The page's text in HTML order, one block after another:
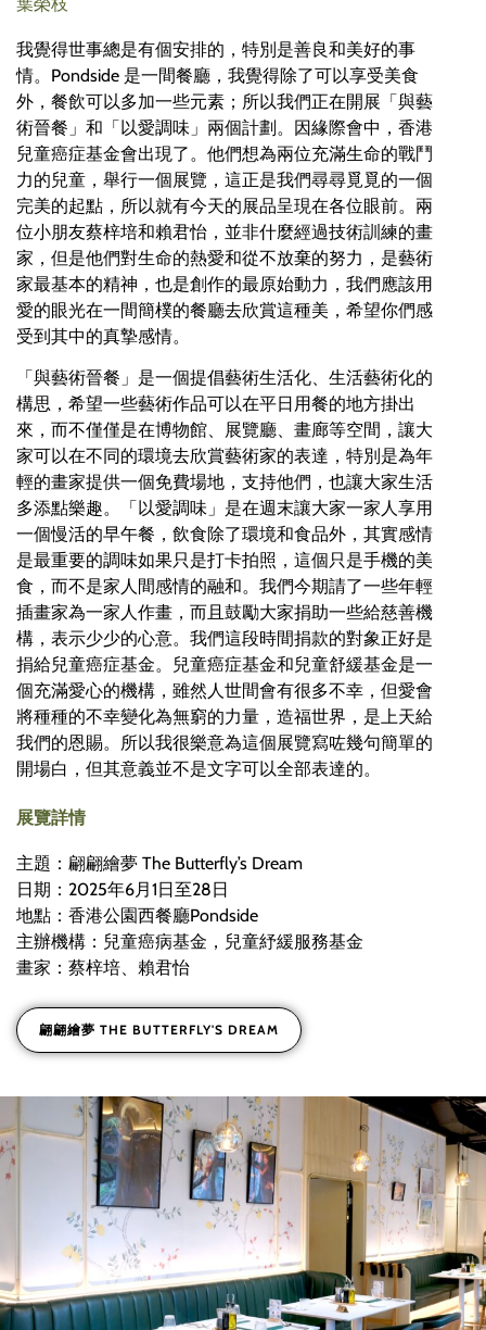
我覺得世事總是有個安排的，特別是善良和美好的事
情。Pondside 是一間餐廳，我覺得除了可以享受美食
外，餐飲可以多加一些元素；所以我們正在開展「與藝
術晉餐」和「以愛調味」兩個計劃。因緣際會中，香港
兒童癌症基金會出現了。他們想為兩位充滿生命的戰鬥
力的兒童，舉行一個展覽，這正是我們尋尋覓覓的一個
完美的起點，所以就有今天的展品呈現在各位眼前。兩
位小朋友蔡梓培和賴君怡，並非什麼經過技術訓練的畫
家，但是他們對生命的熱愛和從不放棄的努力，是藝術
家最基本的精神，也是創作的最原始動力，我們應該用
愛的眼光在一間簡樸的餐廳去欣賞這種美，希望你們感
受到其中的真摯感情。
「與藝術晉餐」是一個提倡藝術生活化、生活藝術化的
構思，希望一些藝術作品可以在平日用餐的地方掛出
來，而不僅僅是在博物館、展覽廳、畫廊等空間，讓大
家可以在不同的環境去欣賞藝術家的表達，特別是為年
輕的畫家提供一個免費場地，支持他們，也讓大家生活
多添點樂趣。「以愛調味」是在週末讓大家一家人享用
一個慢活的早午餐，飲食除了環境和食品外，其實感情
是最重要的調味如果只是打卡拍照，這個只是手機的美
食，而不是家人間感情的融和。我們今期請了一些年輕
插畫家為一家人作畫，而且鼓勵大家捐助一些給慈善機
構，表示少少的心意。我們這段時間捐款的對象正好是
捐給兒童癌症基金。兒童癌症基金和兒童舒緩基金是一
個充滿愛心的機構，雖然人世間會有很多不幸，但愛會
將種種的不幸變化為無窮的力量，造福世界，是上天給
我們的恩賜。所以我很樂意為這個展覽寫咗幾句簡單的
開場白，但其意義並不是文字可以全部表達的。
展覽詳情
主題：翩翩繪夢 The Butterfly’s Dream
日期：2025年6月1日至28日
地點：香港公園西餐廳Pondside
主辦機構：兒童癌病基金，兒童紓緩服務基金
畫家：蔡梓培、賴君怡
翩翩繪夢 THE BUTTERFLY'S DREAM